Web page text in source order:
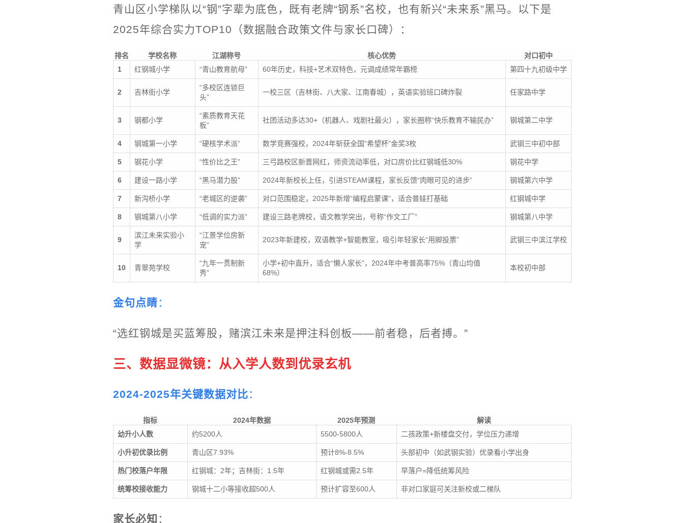
青山区小学梯队以“钢”字辈为底色，既有老牌“钢系”名校，也有新兴“未来系”黑马。以下是
2025年综合实力TOP10（数据融合政策文件与家长口碑）：
排名 学校名称 江湖称号 核心优势
对口初中
1
红钢城小学 “青山教育航母” 60年历史，科技+艺术双特色，元调成绩常年霸榜 第四十九初级中学
2 吉林街小学
“多校区连锁巨
头”
一校三区（吉林街、八大家、江南春城），英语实验班口碑炸裂 任家路中学
3 钢都小学
“素质教育天花
板”
社团活动多达30+（机器人、戏剧社最火），家长圈称“快乐教育不输民办” 钢城第二中学
4 钢城第一小学 “硬核学术派” 数学竞赛强校，2024年斩获全国“希望杯”金奖3枚 武钢三中初中部
5 钢花小学 “性价比之王” 三弓路校区新晋网红，师资流动率低，对口房价比红钢城低30% 钢花中学
6 建设一路小学 “黑马潜力股” 2024年新校长上任，引进STEAM课程，家长反馈“肉眼可见的进步” 钢城第六中学
7 新沟桥小学 “老城区的逆袭” 对口范围稳定，2025年新增“编程启蒙课”，适合普娃打基础 红钢城中学
8 钢城第八小学 “低调的实力派” 建设三路老牌校，语文教学突出，号称“作文工厂” 钢城第八中学
9
滨江未来实验小
学
“江景学位房新
宠”
2023年新建校，双语教学+智能教室，吸引年轻家长“用脚投票” 武钢三中滨江学校
10 青翠苑学校
“九年一贯制新
秀”
小学+初中直升，适合“懒人家长”，2024年中考普高率75%（青山均值
68%）
本校初中部
金句点睛：
“选红钢城是买蓝筹股，赌滨江未来是押注科创板——前者稳，后者搏。”
三、数据显微镜：从入学人数到优录玄机
2024-2025年关键数据对比：
指标 2024年数据 2025年预测
解读
幼升小人数
约5200人 5500-5800人 二孩政策+新楼盘交付，学位压力递增
小升初优录比例 青山区7.93% 预计8%-8.5% 头部初中（如武钢实验）优录看小学出身
热门校落户年限 红钢城：2年；吉林街：1.5年 红钢城或需2.5年 早落户=降低统筹风险
统筹校接收能力 钢城十二小等接收超500人 预计扩容至600人 非对口家庭可关注新校或二梯队
家长必知 ：